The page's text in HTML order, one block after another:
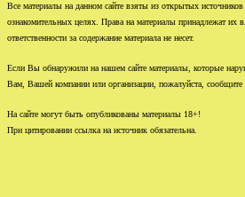
Все материалы на данном сайте взяты из открытых
ознакомительных целях. Права на материалы принадлежат их
ответственности за содержание материала не несет.
Если Вы обнаружили на нашем сайте материалы, которые
Вам, Вашей компании или организации, пожалуйста, сообщите
На сайте могут быть опубликованы материалы 18+!
При цитировании ссылка на источник обязательна.